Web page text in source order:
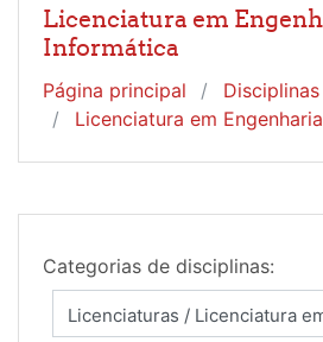
Licenciatura em
Informática
Página principal Disciplinas
Licenciatura em
Categorias de disciplinas: